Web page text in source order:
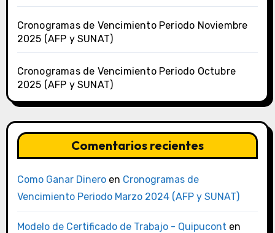
Cronogramas de Vencimiento Periodo Noviembre
2025 (AFP y SUNAT)
Cronogramas de Vencimiento Periodo Octubre
2025 (AFP y SUNAT)
Comentarios recientes
Como Ganar Dineroen Cronogramas de
Vencimiento Periodo Marzo 2024 (AFP y SUNAT)
Modelo de Certificado de Trabajo - Quipucont en